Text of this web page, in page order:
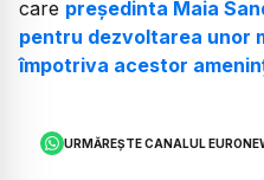
care președinta Maia
pentru dezvoltarea unor
împotriva acestor
URMĂREȘTE CANALUL